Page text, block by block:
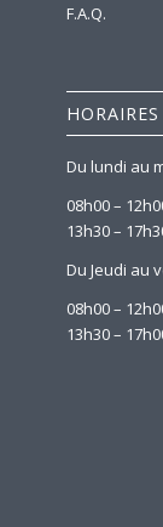
F.A.Q.
HORAIRES
Du lundi au
08h00 –
13h30 –
Du Jeudi au
08h00 –
13h30 –